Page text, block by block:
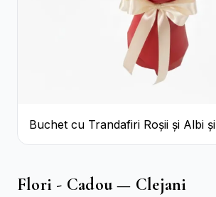
Buchet cu Trandafiri Roșii și Albi și
Gypsophila
Flori - Cadou — Clejani